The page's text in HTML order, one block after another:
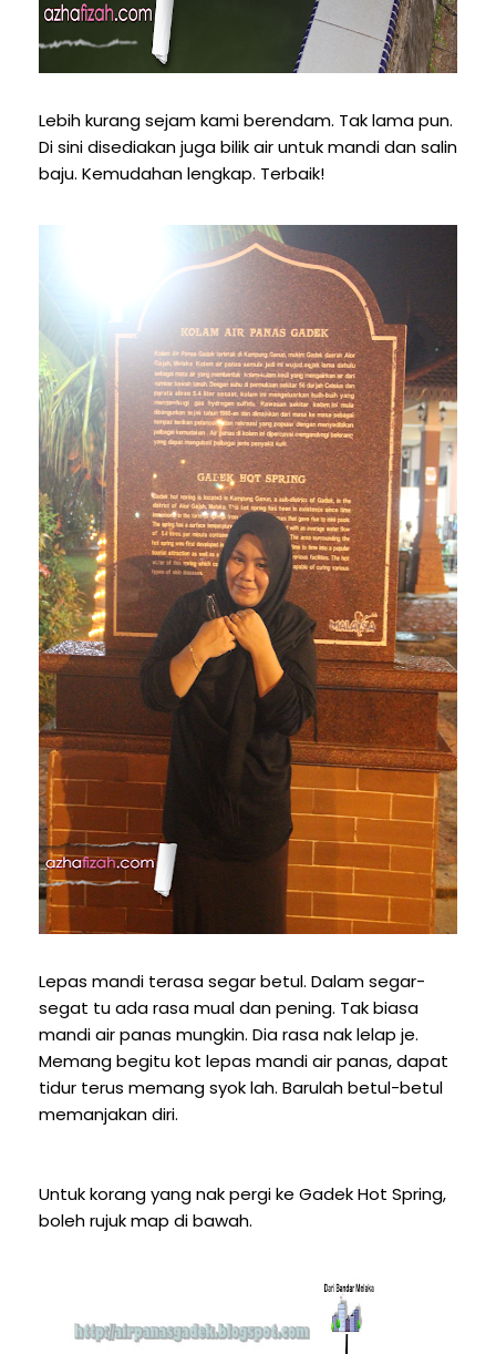
Lebih kurang sejam kami berendam. Tak lama pun.
Di sini disediakan juga bilik air untuk mandi dan salin
baju. Kemudahan lengkap. Terbaik!
Lepas mandi terasa segar betul. Dalam segar-
segat tu ada rasa mual dan pening. Tak biasa
mandi air panas mungkin. Dia rasa nak lelap je.
Memang begitu kot lepas mandi air panas, dapat
tidur terus memang syok lah. Barulah betul-betul
memanjakan diri.
Untuk korang yang nak pergi ke Gadek Hot Spring,
boleh rujuk map di bawah.